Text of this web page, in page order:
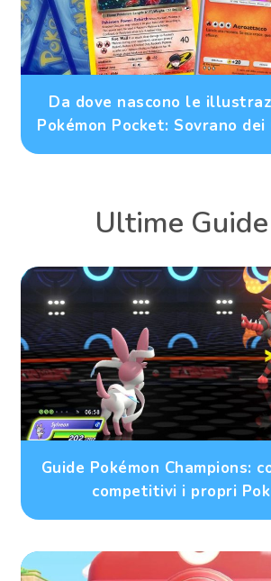
Da dove nascono le
Pokémon Pocket: Sovrano
Ultime Guide
Guide Pokémon Champions:
competitivi i propri